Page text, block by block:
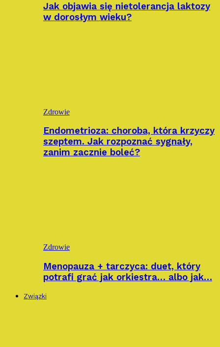
Jak objawia się nietolerancja laktozy
w dorosłym wieku?
Zdrowie
Endometrioza: choroba, która krzyczy
szeptem. Jak rozpoznać sygnały,
zanim zacznie boleć?
Zdrowie
Menopauza + tarczyca: duet, który
potrafi grać jak orkiestra… albo jak…
Związki